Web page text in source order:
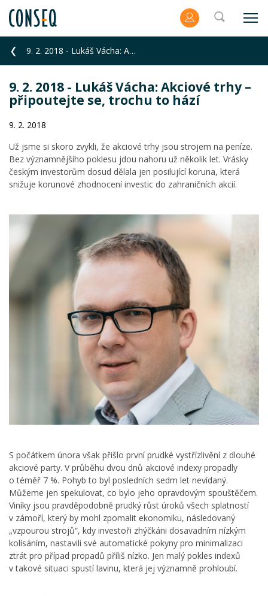
9. 2. 2018 - Lukáš Vácha: Akciové trhy – připoutejte se, trochu to hází
9. 2. 2018 - Lukáš Vácha: Akciové trhy –
připoutejte se, trochu to hází
9. 2. 2018
Už jsme si skoro zvykli, že akciové trhy jsou strojem na peníze.
Bez významnějšího poklesu jdou nahoru už několik let. Vrásky
českým investorům dosud dělala jen posilující koruna, která
snižuje korunové zhodnocení investic do zahraničních akcií.
S počátkem února však přišlo první prudké vystřízlivění z dlouhé
akciové party. V průběhu dvou dnů akciové indexy propadly
o téměř 7 %. Pohyb to byl posledních sedm let nevídaný.
Můžeme jen spekulovat, co bylo jeho opravdovým spouštěčem.
Viníky jsou pravděpodobně prudký růst úroků všech splatností
v zámoří, který by mohl zpomalit ekonomiku, následovaný
„vzpourou strojů“, kdy investoři zhýčkáni dosavadním nízkým
kolísáním, nastavili své automatické pokyny pro minimalizaci
ztrát pro případ propadů příliš nízko. Jen malý pokles indexů
v takové situaci spustí lavinu, která jej významně prohloubí.